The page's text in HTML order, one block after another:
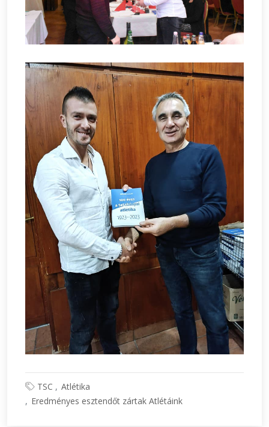
TSC
Atlétika
Eredményes esztendőt zártak Atlétáink